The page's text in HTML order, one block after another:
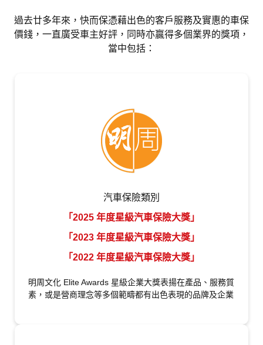
過去廿多年來，快而保憑藉出色的客戶服務及實惠的車保
價錢，一直廣受車主好評，同時亦贏得多個業界的獎項，
當中包括：
汽車保險類別
「2025 年度星級汽車保險大獎」
「2023 年度星級汽車保險大獎」
「2022 年度星級汽車保險大獎」
明周文化 Elite Awards 星級企業大獎表揚在產品、服務質
素，或是營商理念等多個範疇都有出色表現的品牌及企業